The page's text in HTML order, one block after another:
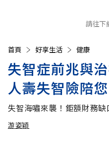
請往下
首頁 好享生活 健康
失智症前兆與
人壽失智險陪
失智海嘯來襲！鉅額財務缺
游姿穎